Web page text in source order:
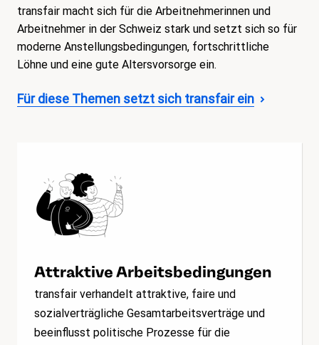
transfair macht sich für die Arbeitnehmerinnen und
Arbeitnehmer in der Schweiz stark und setzt sich so für
moderne Anstellungsbedingungen, fortschrittliche
Löhne und eine gute Altersvorsorge ein.
Für diese Themen setzt sich transfair ein
Attraktive Arbeitsbedingungen
transfair verhandelt attraktive, faire und
sozialverträgliche Gesamtarbeitsverträge und
beeinflusst politische Prozesse für die